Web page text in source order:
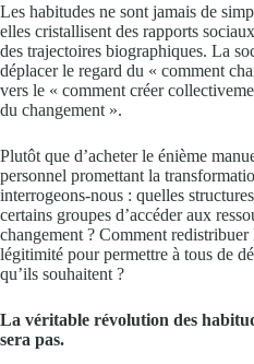
Les habitudes ne sont jamais de
elles cristallisent des rapports
des trajectoires biographiques. La
déplacer le regard du « comment
vers le « comment créer
du changement ».
Plutôt que d’acheter le énième
personnel promettant la
interrogeons-nous : quelles
certains groupes d’accéder aux
changement ? Comment redistribuer
légitimité pour permettre à tous de
qu’ils souhaitent ?
La véritable révolution des
sera pas.